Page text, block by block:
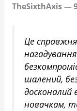
TheSixthAxis —
Це справжня
шалений,
досконалий
новачкам,